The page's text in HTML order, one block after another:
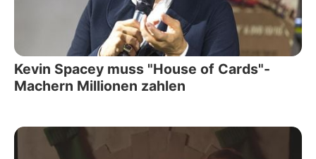
Kevin Spacey muss "House of Cards"-
Machern Millionen zahlen